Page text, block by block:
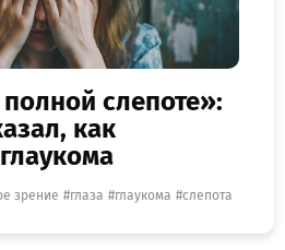
слепоте»:
как
зрение глаза глаукома слепота